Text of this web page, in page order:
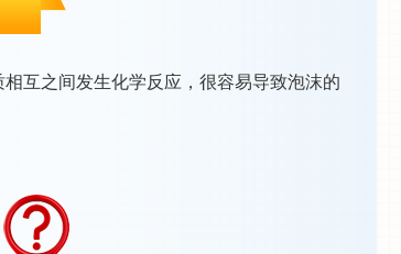
互之间发生化学反应，很容易导致泡沫的